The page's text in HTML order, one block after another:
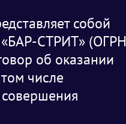
собой
«БАР-СТРИТ» (ОГРН
об оказании
числе